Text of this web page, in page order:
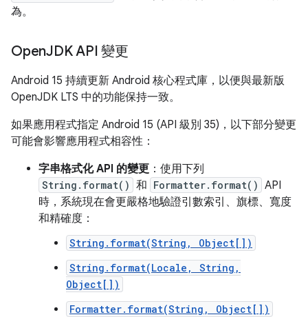
為。
OpenJDK API 變更
Android 15 持續更新 Android 核心程式庫，以便與最新版
OpenJDK LTS 中的功能保持一致。
如果應用程式指定 Android 15 (API 級別 35)，以下部分變更
可能會影響應用程式相容性：
字串格式化 API 的變更 ：使用下列
String.format() 和 Formatter.format() API
時，系統現在會更嚴格地驗證引數索引、旗標、寬度
和精確度：
String.format(String, Object[])
String.format(Locale, String,
Object[])
Formatter.format(String, Object[])